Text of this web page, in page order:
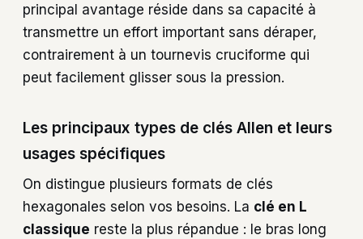
principal avantage réside dans sa capacité à
transmettre un effort important sans déraper,
contrairement à un tournevis cruciforme qui
peut facilement glisser sous la pression.
Les principaux types de clés Allen et leurs
usages spécifiques
On distingue plusieurs formats de clés
hexagonales selon vos besoins. La clé en L
classique reste la plus répandue : le bras long